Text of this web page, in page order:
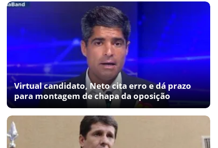
Virtual candidato, Neto cita erro e dá prazo
para montagem de chapa da oposição